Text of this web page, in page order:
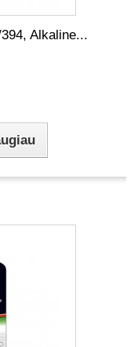
Alkaline...